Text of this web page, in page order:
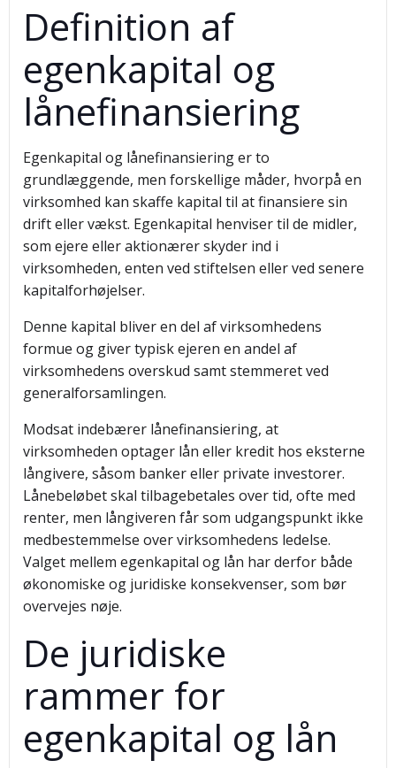
Definition af
egenkapital og
lånefinansiering
Egenkapital og lånefinansiering er to
grundlæggende, men forskellige måder, hvorpå en
virksomhed kan skaffe kapital til at finansiere sin
drift eller vækst. Egenkapital henviser til de midler,
som ejere eller aktionærer skyder ind i
virksomheden, enten ved stiftelsen eller ved senere
kapitalforhøjelser.
Denne kapital bliver en del af virksomhedens
formue og giver typisk ejeren en andel af
virksomhedens overskud samt stemmeret ved
generalforsamlingen.
Modsat indebærer lånefinansiering, at
virksomheden optager lån eller kredit hos eksterne
långivere, såsom banker eller private investorer.
Lånebeløbet skal tilbagebetales over tid, ofte med
renter, men långiveren får som udgangspunkt ikke
medbestemmelse over virksomhedens ledelse.
Valget mellem egenkapital og lån har derfor både
økonomiske og juridiske konsekvenser, som bør
overvejes nøje.
De juridiske
rammer for
egenkapital og lån